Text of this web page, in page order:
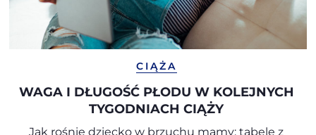
CIĄŻA
WAGA I DŁUGOŚĆ PŁODU W KOLEJNYCH
TYGODNIACH CIĄŻY
Jak rośnie dziecko w brzuchu mamy: tabele z